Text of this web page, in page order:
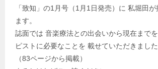
「致知」の1月号（1月1日発売）に 私堀田
ます。
誌面では 音楽療法との出会いから現在まで
ピストに必要なことを 載せていただきました
（83ページから掲載）